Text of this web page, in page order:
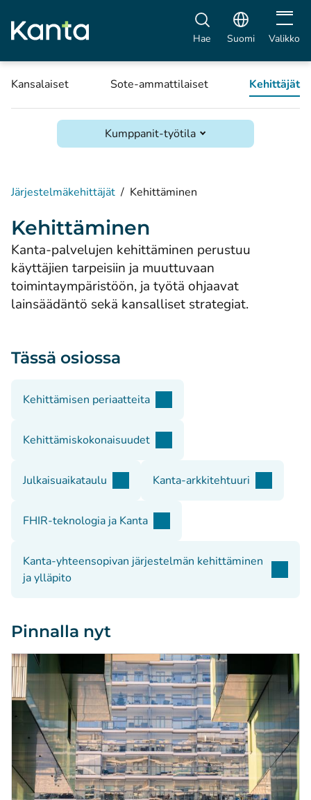
Hae Suomi Avaa
Valikko
Kansalaiset Sote-ammattilaiset Kehittäjät
Kumppanit-työtila
Järjestelmäkehittäjät / Kehittäminen
Kehittäminen
Kanta-palvelujen kehittäminen perustuu
käyttäjien tarpeisiin ja muuttuvaan
toimintaympäristöön, ja työtä ohjaavat
lainsäädäntö sekä kansalliset strategiat.
Tässä osiossa
Kehittämisen periaatteita
Kehittämiskokonaisuudet
Julkaisuaikataulu Kanta-arkkitehtuuri
FHIR-teknologia ja Kanta
Kanta-yhteensopivan järjestelmän kehittäminen
ja ylläpito
Pinnalla nyt